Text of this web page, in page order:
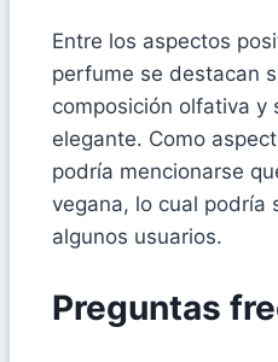
Entre los aspectos
perfume se destacan
composición olfativa y
elegante. Como
podría mencionarse
vegana, lo cual podría
algunos usuarios.
Preguntas